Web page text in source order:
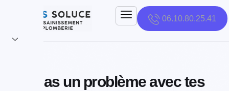
06.10.80.25.41
Tu as un problème avec tes